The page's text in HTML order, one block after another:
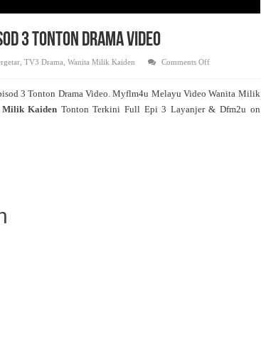
3 Tonton Drama Video
, TV3 Drama Wanita Milik Kaiden Comments Offon
Live
3
3 Tonton Drama Video. Myflm4u Melayu Video Wanita Milik
Milik Kaiden Tonton Terkini Full Epi 3 Layanjer & Dfm2u on